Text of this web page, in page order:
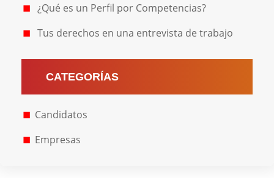
¿Qué es un Perfil por Competencias?
Tus derechos en una entrevista de trabajo
CATEGORÍAS
Candidatos
Empresas